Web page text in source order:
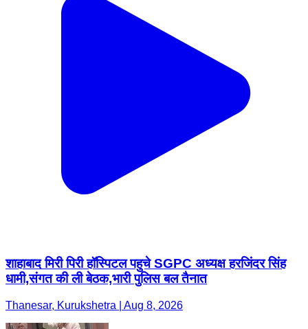
शाहाबाद मिरी पिरी हॉस्पिटल पहुचे SGPC अध्यक्ष हरजिंदर सिंह
धामी,संगत की ली बेठक,भारी पुलिस बल तैनात
Thanesar, Kurukshetra | Aug 8, 2026